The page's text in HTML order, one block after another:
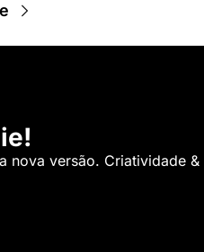
nova versão. Criatividade